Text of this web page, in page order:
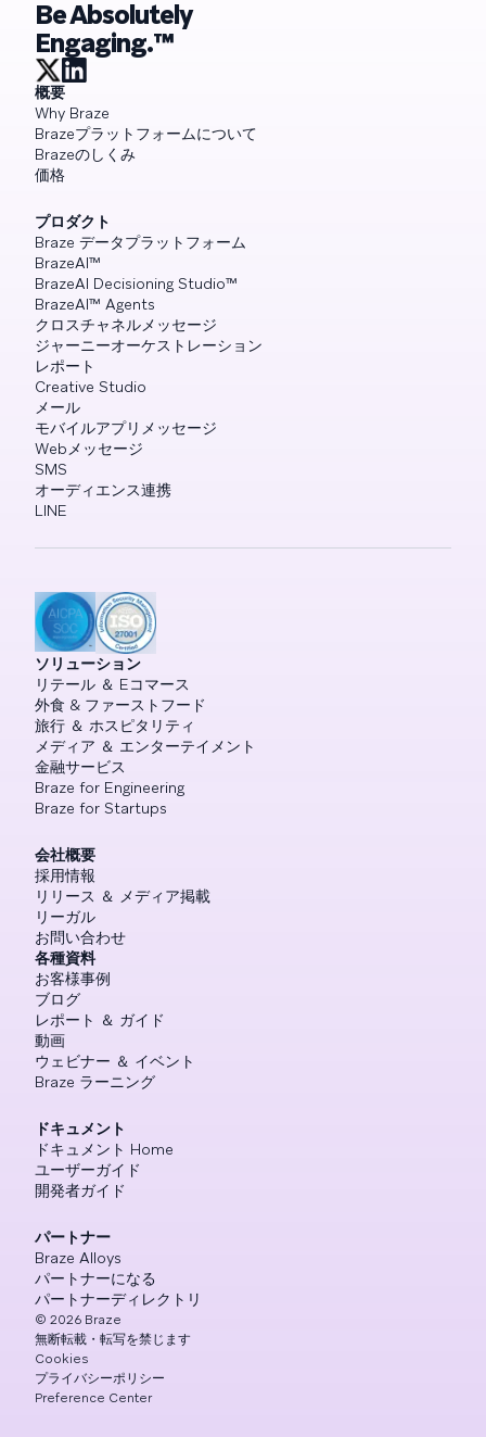
Be Absolutely
Engaging.™
概要
Why Braze
Brazeプラットフォームについて
Brazeのしくみ
価格
プロダクト
Braze データプラットフォーム
BrazeAI™
BrazeAI Decisioning Studio™
BrazeAI™ Agents
クロスチャネルメッセージ
ジャーニーオーケストレーション
レポート
Creative Studio
メール
モバイルアプリメッセージ
Webメッセージ
SMS
オーディエンス連携
LINE
ソリューション
リテール ＆ Eコマース
外食 & ファーストフード
旅行 ＆ ホスピタリティ
メディア ＆ エンターテイメント
金融サービス
Braze for Engineering
Braze for Startups
会社概要
採用情報
リリース ＆ メディア掲載
リーガル
お問い合わせ
各種資料
お客様事例
ブログ
レポート ＆ ガイド
動画
ウェビナー ＆ イベント
Braze ラーニング
ドキュメント
ドキュメント Home
ユーザーガイド
開発者ガイド
パートナー
Braze Alloys
パートナーになる
パートナーディレクトリ
© 2026 Braze
無断転載・転写を禁じます
Cookies
プライバシーポリシー
Preference Center